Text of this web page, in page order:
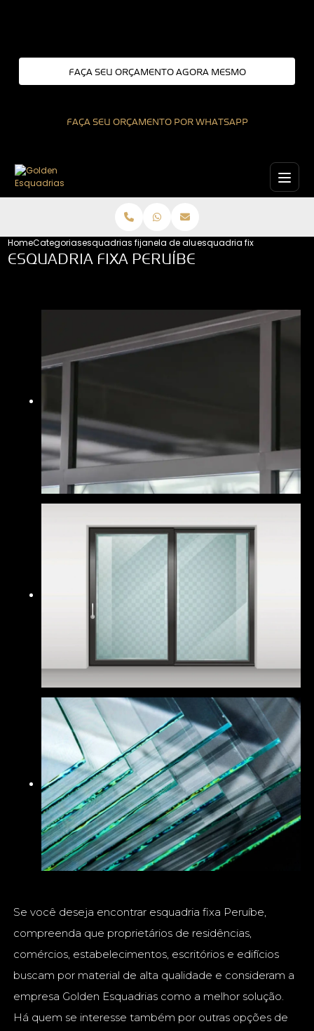
FAÇA SEU ORÇAMENTO AGORA MESMO
FAÇA SEU ORÇAMENTO POR WHATSAPP
HomeCategoriasesquadrias fixasjanela de aluminio fixaesquadria fixa peruibe
ESQUADRIA FIXA PERUÍBE
Se você deseja encontrar esquadria fixa Peruíbe,
compreenda que proprietários de residências,
comércios, estabelecimentos, escritórios e edifícios
buscam por material de alta qualidade e consideram a
empresa Golden Esquadrias como a melhor solução.
Há quem se interesse também por outras opções de